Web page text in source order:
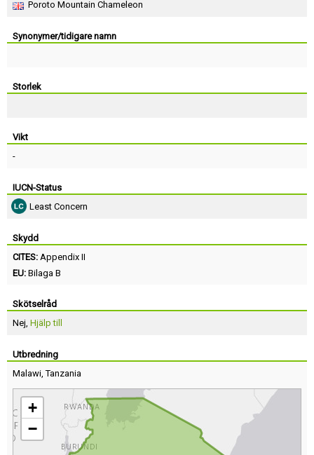
Poroto Mountain Chameleon
Synonymer/tidigare namn
Storlek
Vikt
-
IUCN-Status
Least Concern
Skydd
CITES: Appendix II
EU: Bilaga B
Skötselråd
Nej, Hjälp till
Utbredning
Malawi,Tanzania
+
−